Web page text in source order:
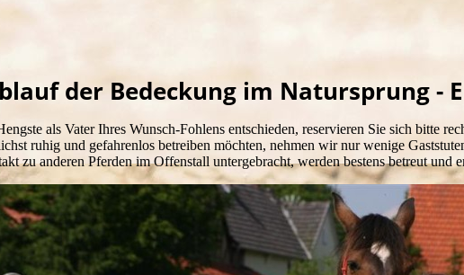
der Bedeckung im Natursprung -
als Vater Ihres Wunsch-Fohlens entschieden, reservieren Sie sich bitte
ruhig und gefahrenlos betreiben möchten, nehmen wir nur wenige
zu anderen Pferden im Offenstall untergebracht, werden bestens betreut und